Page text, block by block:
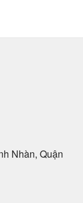
Nhàn, Quận